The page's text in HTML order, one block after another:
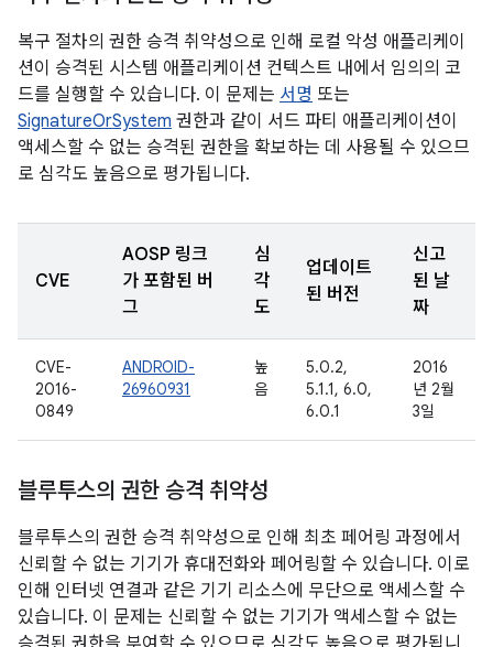
복구 절차의 권한 승격 취약성으로 인해 로컬 악성 애플리케이
션이 승격된 시스템 애플리케이션 컨텍스트 내에서 임의의 코
드를 실행할 수 있습니다. 이 문제는 서명 또는
SignatureOrSystem 권한과 같이 서드 파티 애플리케이션이
액세스할 수 없는 승격된 권한을 확보하는 데 사용될 수 있으므
로 심각도 높음으로 평가됩니다.
CVE
AOSP 링크
가 포함된 버
그
심
각
도
업데이트
된 버전
신고
된 날
짜
CVE-
2016-
0849
ANDROID-
26960931
높
음
5.0.2,
5.1.1, 6.0,
6.0.1
2016
년 2월
3일
블루투스의 권한 승격 취약성
블루투스의 권한 승격 취약성으로 인해 최초 페어링 과정에서
신뢰할 수 없는 기기가 휴대전화와 페어링할 수 있습니다. 이로
인해 인터넷 연결과 같은 기기 리소스에 무단으로 액세스할 수
있습니다. 이 문제는 신뢰할 수 없는 기기가 액세스할 수 없는